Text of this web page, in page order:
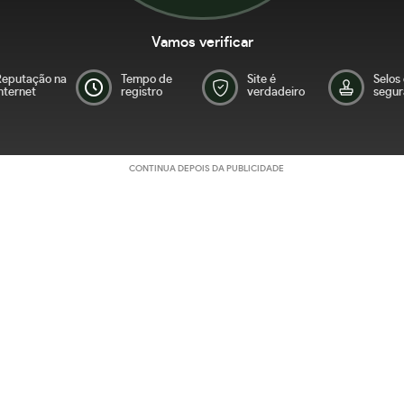
Vamos verificar
na
Tempo de
registro
Site é
verdadeiro
Selos
CONTINUA DEPOIS DA PUBLICIDADE